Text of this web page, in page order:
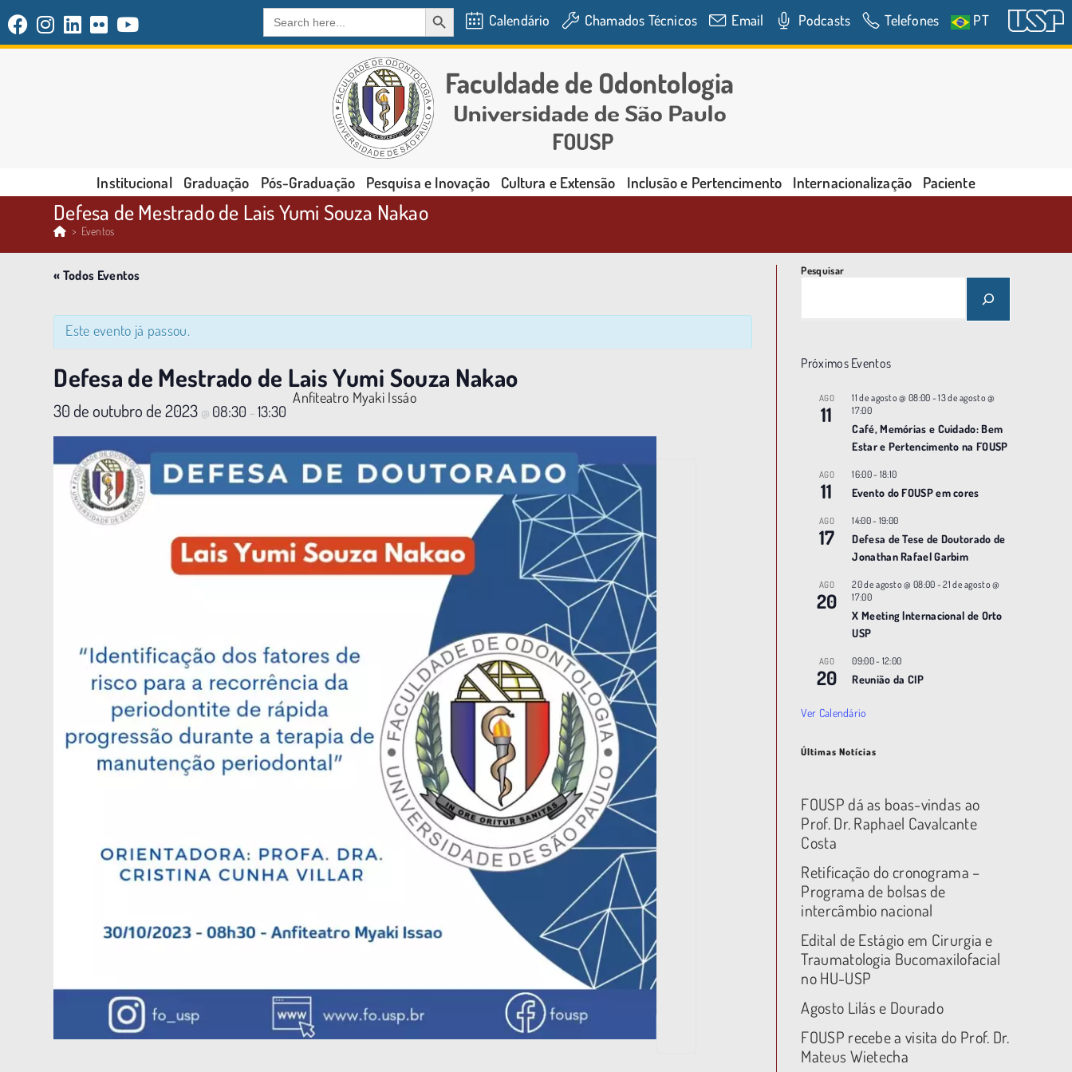
Search
for:
SEARCH BUTTON
Calendário Chamados Técnicos Email Podcasts Telefones PT
Institucional Graduação Pós-Graduação Pesquisa e Inovação Cultura e Extensão Inclusão e Pertencimento Internacionalização Paciente
Defesa de Mestrado de Lais Yumi Souza Nakao
> Eventos
« Todos Eventos
Este evento já passou.
Defesa de Mestrado de Lais Yumi Souza Nakao
30 de outubro de 2023 @ 08:30 –13:30
Anfiteatro Myaki Issáo
Pesquisar
Próximos Eventos
AGO
11
11 de agosto @ 08:00 -13 de agosto @
17:00
Café, Memórias e Cuidado: Bem
Estar e Pertencimento na FOUSP
AGO
11
16:00- 18:10
Evento do FOUSP em cores
AGO
17
14:00- 19:00
Defesa de Tese de Doutorado de
Jonathan Rafael Garbim
AGO
20
20 de agosto @ 08:00 -21 de agosto @
17:00
X Meeting |nternacional de Orto
USP
AGO
20
09:00- 12:00
Reunião da CIP
Ver Calendário
Últimas Notícias
FOUSP dá as boas-vindas ao
Prof. Dr. Raphael Cavalcante
Costa
Retificação do cronograma –
Programa de bolsas de
intercâmbio nacional
Edital de Estágio em Cirurgia e
Traumatologia Bucomaxilofacial
no HU-USP
Agosto Lilás e Dourado
FOUSP recebe a visita do Prof. Dr.
Mateus Wietecha